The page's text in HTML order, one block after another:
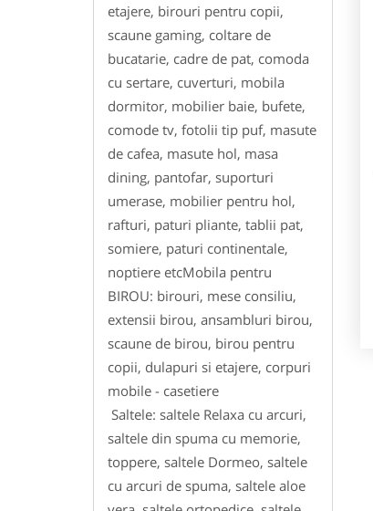
etajere, birouri pentru copii,
scaune gaming, coltare de
bucatarie, cadre de pat, comoda
cu sertare, cuverturi, mobila
dormitor, mobilier baie, bufete,
comode tv, fotolii tip puf, masute
de cafea, masute hol, masa
dining, pantofar, suporturi
umerase, mobilier pentru hol,
rafturi, paturi pliante, tablii pat,
somiere, paturi continentale,
noptiere etcMobila pentru
BIROU: birouri, mese consiliu,
extensii birou, ansambluri birou,
scaune de birou, birou pentru
copii, dulapuri si etajere, corpuri
mobile - casetiere
Saltele: saltele Relaxa cu arcuri,
saltele din spuma cu memorie,
toppere, saltele Dormeo, saltele
cu arcuri de spuma, saltele aloe